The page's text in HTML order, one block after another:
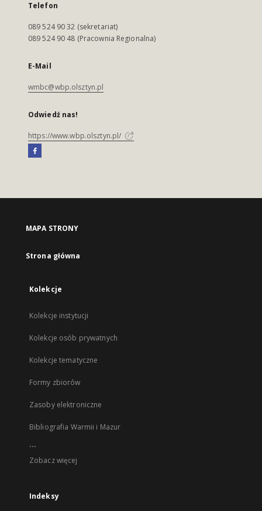
Telefon
089 524 90 32 (sekretariat)
089 524 90 48 (Pracownia Regionalna)
E-Mail
wmbc@wbp.olsztyn.pl
Odwiedź nas!
https://www.wbp.olsztyn.pl/
MAPA STRONY
Strona główna
Kolekcje
Kolekcje instytucji
Kolekcje osób prywatnych
Kolekcje tematyczne
Formy zbiorów
Zasoby elektroniczne
Bibliografia Warmii i Mazur
...
Zobacz więcej
Indeksy